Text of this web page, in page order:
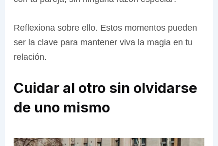
Reflexiona sobre ello. Estos momentos pueden
ser la clave para mantener viva la magia en tu
relación.
Cuidar al otro sin olvidarse
de uno mismo